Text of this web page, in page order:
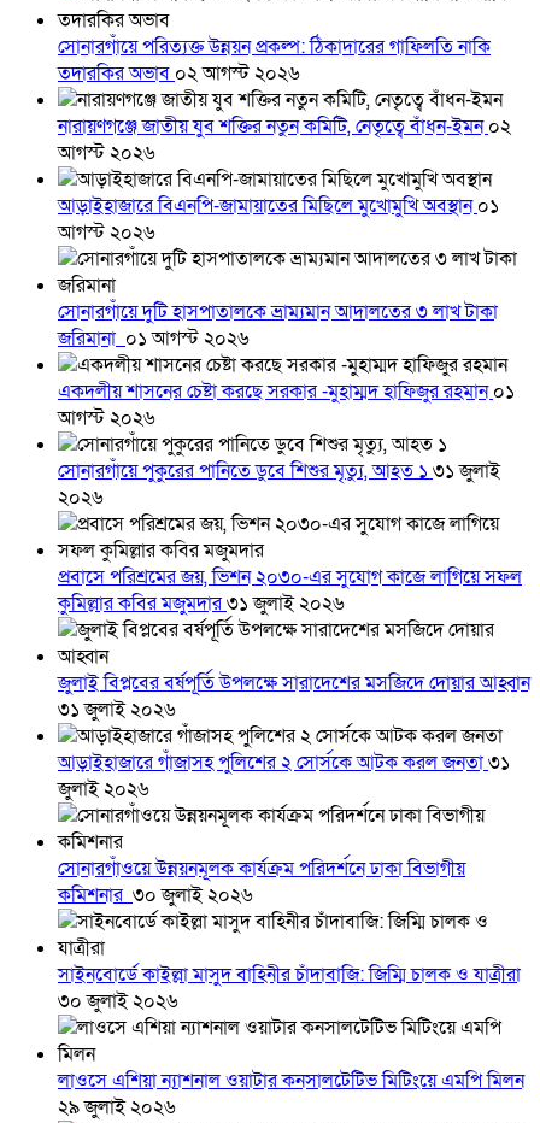
সোনারগাঁয়ে পরিত্যক্ত উন্নয়ন প্রকল্প: ঠিকাদারের গাফিলতি নাকি
তদারকির অভাব ০২ আগস্ট ২০২৬
নারায়ণগঞ্জে জাতীয় যুব শক্তির নতুন কমিটি, নেতৃত্বে বাঁধন-ইমন০২
আগস্ট ২০২৬
আড়াইহাজারে বিএনপি-জামায়াতের মিছিলে মুখোমুখি অবস্থান০১
আগস্ট ২০২৬
সোনারগাঁয়ে দুটি হাসপাতালকে ভ্রাম্যমান আদালতের ৩ লাখ টাকা
জরিমানা ০১ আগস্ট ২০২৬
একদলীয় শাসনের চেষ্টা করছে সরকার -মুহাম্মদ হাফিজুর রহমান০১
আগস্ট ২০২৬
সোনারগাঁয়ে পুকুরের পানিতে ডুবে শিশুর মৃত্যু, আহত ১ ৩১ জুলাই
২০২৬
প্রবাসে পরিশ্রমের জয়, ভিশন ২০৩০-এর সুযোগ কাজে লাগিয়ে সফল
কুমিল্লার কবির মজুমদার৩১ জুলাই ২০২৬
জুলাই বিপ্লবের বর্ষপূর্তি উপলক্ষে সারাদেশের মসজিদে দোয়ার আহ্বান
৩১ জুলাই ২০২৬
আড়াইহাজারে গাঁজাসহ পুলিশের ২ সোর্সকে আটক করল জনতা৩১
জুলাই ২০২৬
সোনারগাঁওয়ে উন্নয়নমূলক কার্যক্রম পরিদর্শনে ঢাকা বিভাগীয়
কমিশনার ৩০ জুলাই ২০২৬
সাইনবোর্ডে কাইল্লা মাসুদ বাহিনীর চাঁদাবাজি: জিম্মি চালক ও যাত্রীরা
৩০ জুলাই ২০২৬
লাওসে এশিয়া ন্যাশনাল ওয়াটার কনসালটেটিভ মিটিংয়ে এমপি মিলন
২৯ জুলাই ২০২৬